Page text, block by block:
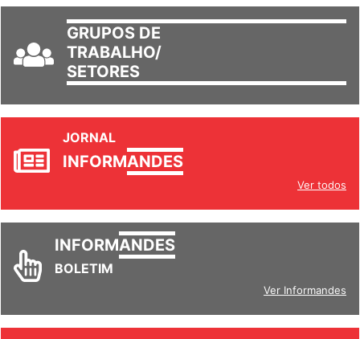
GRUPOS DE
TRABALHO/
SETORES
JORNAL
INFORMANDES
Ver todos
INFORMANDES
BOLETIM
Ver Informandes